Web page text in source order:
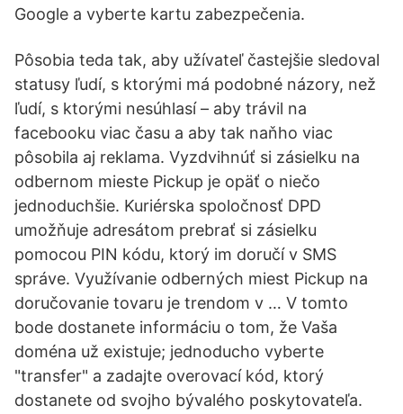
Google a vyberte kartu zabezpečenia.
Pôsobia teda tak, aby užívateľ častejšie sledoval
statusy ľudí, s ktorými má podobné názory, než
ľudí, s ktorými nesúhlasí – aby trávil na
facebooku viac času a aby tak naňho viac
pôsobila aj reklama. Vyzdvihnúť si zásielku na
odbernom mieste Pickup je opäť o niečo
jednoduchšie. Kuriérska spoločnosť DPD
umožňuje adresátom prebrať si zásielku
pomocou PIN kódu, ktorý im doručí v SMS
správe. Využívanie odberných miest Pickup na
doručovanie tovaru je trendom v … V tomto
bode dostanete informáciu o tom, že Vaša
doména už existuje; jednoducho vyberte
"transfer" a zadajte overovací kód, ktorý
dostanete od svojho bývalého poskytovateľa.